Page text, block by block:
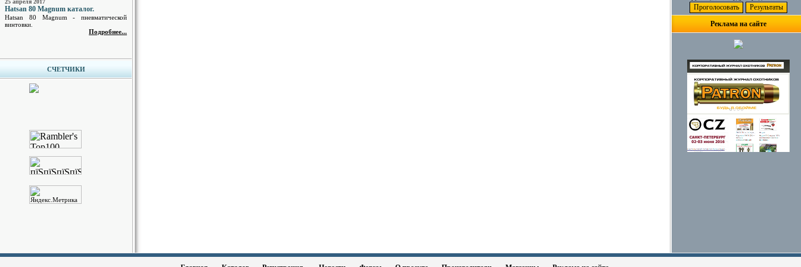
25 апреля 2017
Hatsan 80 Magnum каталог.
Hatsan 80 Magnum - пневматической
винтовки.
Подробнее...
СЧЕТЧИКИ
Реклама на сайте